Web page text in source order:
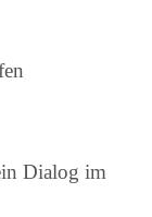
Dialog im